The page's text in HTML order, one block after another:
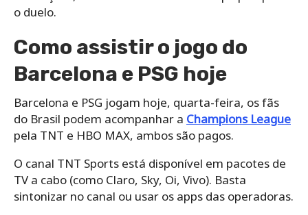
o duelo.
Como assistir o jogo do
Barcelona e PSG hoje
Barcelona e PSG jogam hoje, quarta-feira, os fãs
do Brasil podem acompanhar a Champions League
pela TNT e HBO MAX, ambos são pagos.
O canal TNT Sports está disponível em pacotes de
TV a cabo (como Claro, Sky, Oi, Vivo). Basta
sintonizar no canal ou usar os apps das operadoras.